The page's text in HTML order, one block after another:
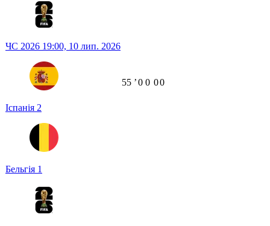
ЧС 2026 19:00, 10 лип. 2026
Іспанія 2
Бельгія 1
55 ʼ0 0 00